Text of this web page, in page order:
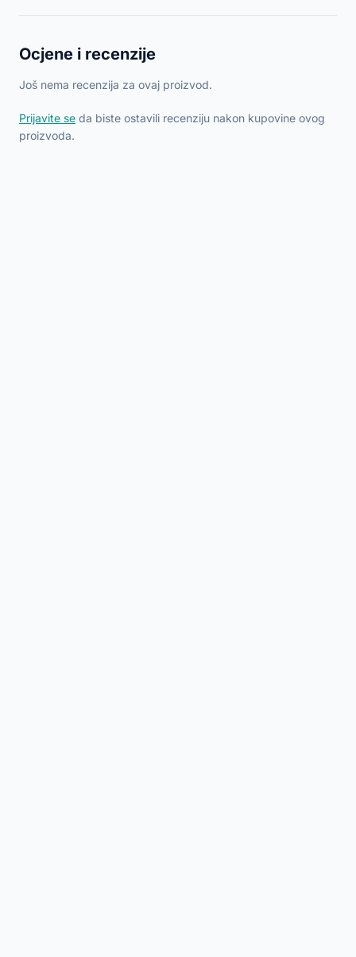
Ocjene i recenzije
Još nema recenzija za ovaj proizvod.
Prijavite se da biste ostavili recenziju nakon kupovine ovog
proizvoda.